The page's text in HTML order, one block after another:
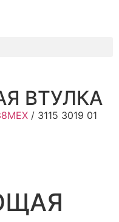
ВТУЛКА
/ 3115 3019 01